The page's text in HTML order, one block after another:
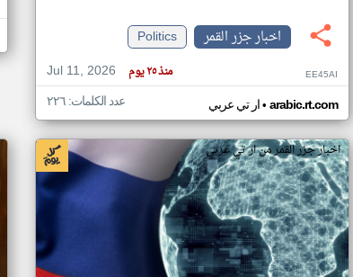
اخبار جزر القمر
Politics
Jul 11, 2026
منذ ٢٥ يوم EE45AI
ار تي عربي• arabic.rt.com عدد الكلمات: ٢٢٦
اخبار جزر القمر من ار تي عربي